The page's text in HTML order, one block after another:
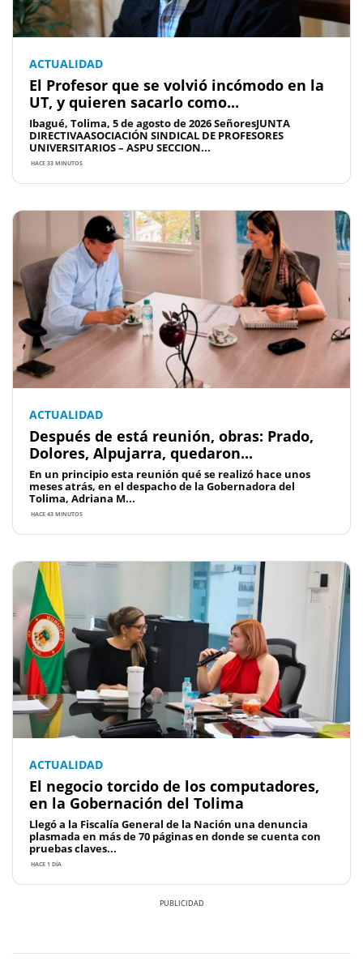
ACTUALIDAD
El Profesor que se volvió incómodo en la
UT, y quieren sacarlo como...
Ibagué, Tolima, 5 de agosto de 2026 SeñoresJUNTA
DIRECTIVAASOCIACIÓN SINDICAL DE PROFESORES
UNIVERSITARIOS – ASPU SECCION...
HACE 33 MINUTOS
ACTUALIDAD
Después de está reunión, obras: Prado,
Dolores, Alpujarra, quedaron...
En un principio esta reunión qué se realizó hace unos
meses atrás, en el despacho de la Gobernadora del
Tolima, Adriana M...
HACE 43 MINUTOS
ACTUALIDAD
El negocio torcido de los computadores,
en la Gobernación del Tolima
Llegó a la Fiscalía General de la Nación una denuncia
plasmada en más de 70 páginas en donde se cuenta con
pruebas claves...
HACE 1 DÍA